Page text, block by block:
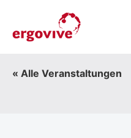
« Alle Veranstaltungen